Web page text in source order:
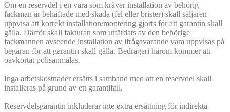
Om en reservdel i en vara som kräver installation av behörig
fackman är behäftade med skada (fel eller brister) skall säljaren
uppvisa att korrekt installation/montering gjorts för att garantin skall
gälla. Därför skall fakturan som utfärdats av den behörige
fackmannen avseende installation av ifrågavarande vara uppvisas på
begäran för att garantin skall gälla. Bedrägeri härom kommer att
oavkortat polisanmälas.
Inga arbetskostnader ersätts i samband med att en reservdel skall
installeras på grund av ett garantifall.
Reservdelsgarantin inkluderar inte extra ersättning för indirekta